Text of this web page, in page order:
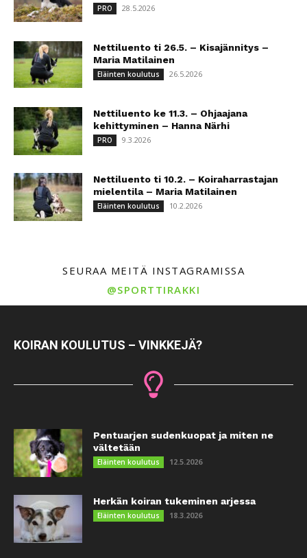
PRO 28.5.2026
Nettiluento ti 26.5. – Kisajännitys –
Maria Matilainen
Eläinten koulutus 26.5.2026
Nettiluento ke 11.3. – Ohjaajana
kehittyminen – Hanna Närhi
PRO 9.3.2026
Nettiluento ti 10.2. – Koiraharrastajan
mielentila – Maria Matilainen
Eläinten koulutus 10.2.2026
SEURAA MEITÄ INSTAGRAMISSA
@SPORTTIRAKKI
KOIRAN KOULUTUS – VINKKEJÄ?
Pentuarjen sudenkuopat ja miten ne
vältetään
Eläinten koulutus 12.5.2026
Herkän koiran tukeminen arjessa
Eläinten koulutus 18.3.2026